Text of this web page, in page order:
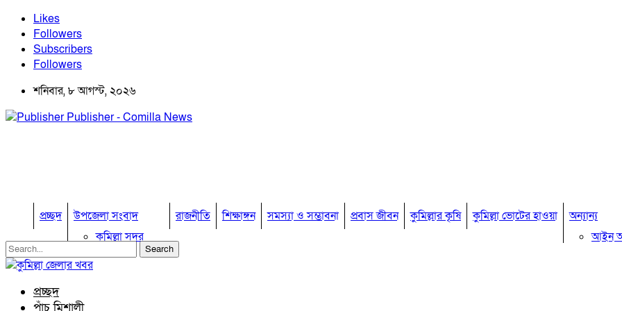
Likes
Followers
Subscribers
Followers
শনিবার, ৮ আগস্ট, ২০২৬
Publisher - Comilla News
প্রচ্ছদ
উপজেলা সংবাদ
কুমিল্লা সদর
কুমিল্লা সদর দক্ষিণ
রাজনীতি শিক্ষাঙ্গন সমস্যা ও সম্ভাবনা প্রবাস জীবন কুমিল্লার কৃষি কুমিল্লা ভোটের হাওয়া
অন্যান্য
আইন
প্রচ্ছদ